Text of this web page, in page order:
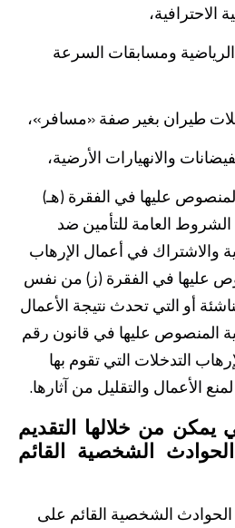
الاحترافية،
ومسابقات السرعة
طيران بغير صفة «مسافر»،
والانهيارات الأرضية،
المنصوص عليها في الفقرة (هـ)
(5) من الشروط العامة للتأمين ضد
والاشتراك في أعمال الإرهاب
عليها في الفقرة (ز) من نفس
أو التي تحدث نتيجة الأعمال
المنصوص عليها في قانون رقم
الإرهاب التدخلات التي تقوم بها
الأعمال والتقليل من آثارها.
يمكن من خلالها التقديم
الشخصية القائم
الحوادث الشخصية القائم على